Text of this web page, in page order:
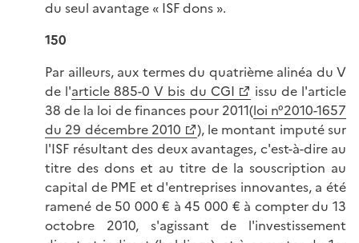
du seul avantage « ISF dons ».
150
Par ailleurs, aux termes du quatrième alinéa du V
de l'article 885-0 V bis du CGI
issu de l'article
38 de la loi de finances pour 2011(loi n°2010-1657
du 29 décembre 2010
), le montant imputé sur
l'ISF résultant des deux avantages, c'est-à-dire au
titre des dons et au titre de la souscription au
capital de PME et d'entreprises innovantes, a été
ramené de 50 000 € à 45 000 € à compter du 13
octobre 2010, s'agissant de l'investissement